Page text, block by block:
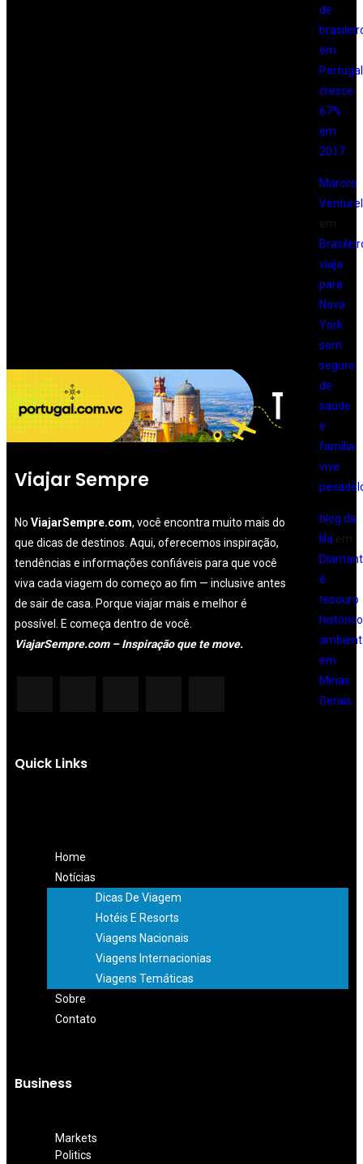
de
em
Portugal
cresce
67%
em
2017
Marcco
em
viaja
para
Nova
York
sem
seguro
de
saúde
e
família
vive
blog da
lila em
é
tesouro
histórico
em
Minas
Gerais
Viajar Sempre
No ViajarSempre.com, você encontra muito mais do
que dicas de destinos. Aqui, oferecemos inspiração,
tendências e informações confiáveis para que você
viva cada viagem do começo ao fim — inclusive antes
de sair de casa. Porque viajar mais e melhor é
possível. E começa dentro de você.
ViajarSempre.com – Inspiração que te move.
Quick Links
Home
Notícias
Dicas De Viagem
Hotéis E Resorts
Viagens Nacionais
Viagens Internacionias
Viagens Temáticas
Sobre
Contato
Business
Markets
Politics